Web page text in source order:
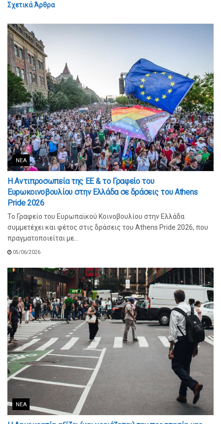
ΣχετικάΆρθρα
ΝΈΑ
Η Αντιπροσωπεία της ΕΕ & το Γραφείο του
Ευρωκοινοβουλίου στην Ελλάδα σε δράσεις του Athens
Pride 2026
Το Γραφείο του Ευρωπαϊκού Κοινοβουλίου στην Ελλάδα
συμμετέχει και φέτος στις δράσεις του Athens Pride 2026, που
πραγματοποιείται με...
05/06/2026
ΝΈΑ